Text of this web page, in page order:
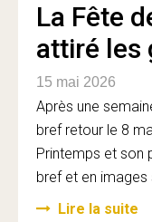
La Fête
attiré les
15 mai 2026
Après une
bref retour le 8
Printemps et son
bref et en images
Lire la suite